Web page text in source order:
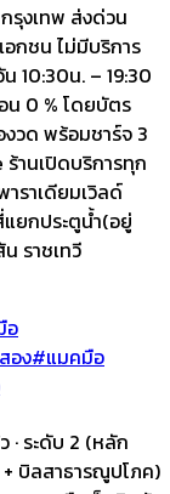
รุงเทพ ส่งด่วน
กชน ไม่มีบริการ
10:30น. – 19:30
น 0 % โดยบัตร
วด พร้อมชาร์จ 3
านเปิดบริการทุก
าราเดียมเวิลด์
ยกประตูน้ำ(อยู่
ราชเทวี
อ
อง#แมคมือ
· ระดับ 2 (หลัก
บิลสาธารณูปโภค)